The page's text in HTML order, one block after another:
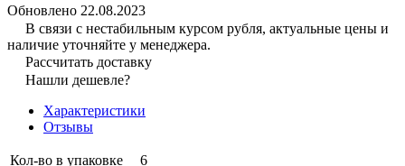
Обновлено 22.08.2023
В связи с нестабильным курсом рубля, актуальные цены и
наличие уточняйте у менеджера.
Рассчитать доставку
Нашли дешевле?
Характеристики
Отзывы
Кол-во в упаковке
6